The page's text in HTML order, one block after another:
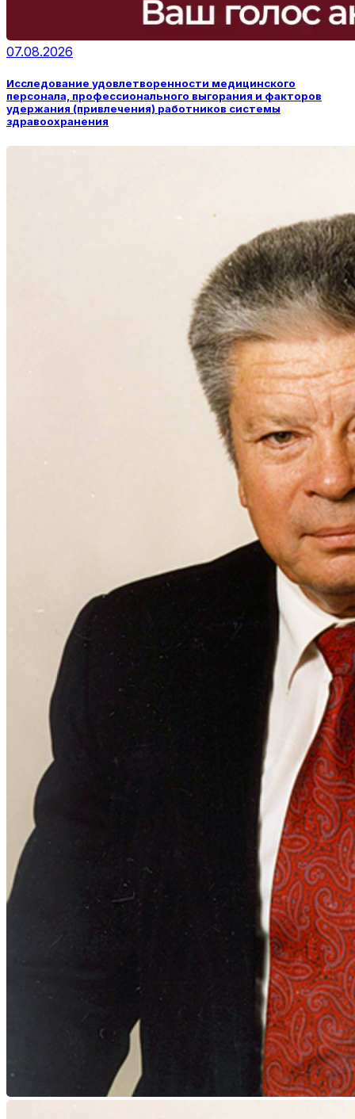
07.08.2026
Исследование удовлетворенности медицинского
персонала, профессионального выгорания и факторов
удержания (привлечения) работников системы
здравоохранения